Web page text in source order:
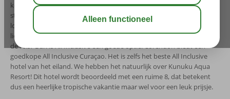
kosten vaak geld, al zorgt de bevolking er zo wel voor dat de
stranden schoon gehouden worden. Dus verblijf je op basis van
logies en ontbijt, houd dan rekening met bijkomende kosten. Wil je
liever niet verrast worden met een hoge rekening aan het einde van
de reis? Dan is All Inclusive een goede optie. Corendon biedt een
goedkope All Inclusive Curaçao. Het is zelfs het beste All Inclusive
hotel van het eiland. We hebben het natuurlijk over Kunuku Aqua
Resort! Dit hotel wordt beoordeeld met een ruime 8, dat betekent
dus een heerlijke tropische vakantie maar wel voor een leuk prijsje.